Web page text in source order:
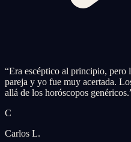
“Era escéptico al principio, pero
pareja y yo fue muy acertada.
allá de los horóscopos genéricos.
C
Carlos L.